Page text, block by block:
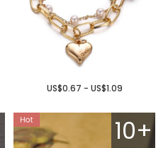
US$0.67 - US$1.09
10+